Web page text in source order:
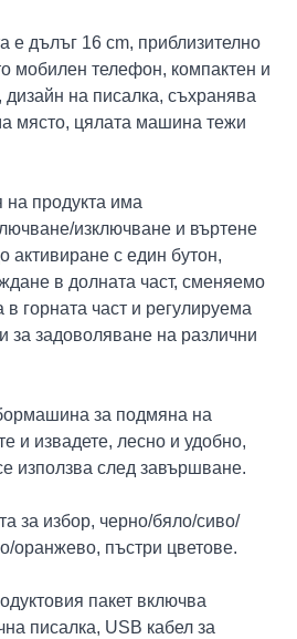
е дълъг 16 cm, приблизително
мобилен телефон, компактен и
дизайн на писалка, съхранява
място, цялата машина тежи
на продукта има
изключване и въртене
активиране с един бутон,
в долната част, сменяемо
горната част и регулируема
за задоволяване на различни
за подмяна на
и извадете, лесно и удобно,
използва след завършване.
за избор, черно/бяло/сиво/
оранжево, пъстри цветове.
пакет включва
писалка, USB кабел за